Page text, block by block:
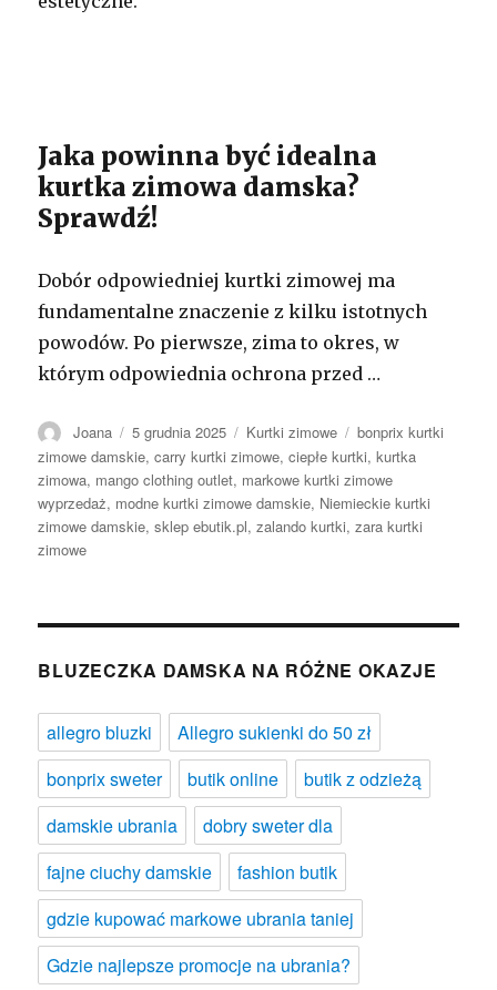
Jaka powinna być idealna
kurtka zimowa damska?
Sprawdź!
Dobór odpowiedniej kurtki zimowej ma
fundamentalne znaczenie z kilku istotnych
powodów. Po pierwsze, zima to okres, w
którym odpowiednia ochrona przed …
Autor
Joana Opublikowano
5 grudnia 2025 Kategorie
Kurtki zimowe Tagi
bonprix kurtki
zimowe damskie,carry kurtki zimowe,ciepłe kurtki,kurtka
zimowa, mango clothing outlet, markowe kurtki zimowe
wyprzedaż, modne kurtki zimowe damskie, Niemieckie kurtki
zimowe damskie,sklep ebutik.pl,zalando kurtki,zara kurtki
zimowe
BLUZECZKA DAMSKA NA RÓŻNE OKAZJE
allegro bluzki
Allegro sukienki do 50 zł
bonprix sweter
butik online
butik z odzieżą
damskie ubrania
dobry sweter dla
fajne ciuchy damskie
fashion butik
gdzie kupować markowe ubrania taniej
Gdzie najlepsze promocje na ubrania?